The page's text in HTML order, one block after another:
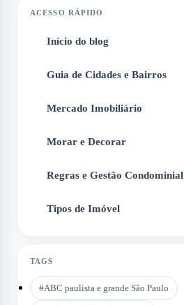
ACESSO RÁPIDO
Início do blog
Guia de Cidades e Bairros
Mercado Imobiliário
Morar e Decorar
Regras e Gestão Condominial
Tipos de Imóvel
TAGS
#ABC paulista e grande São Paulo